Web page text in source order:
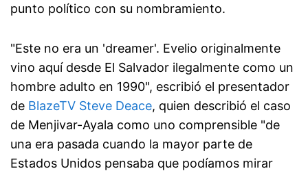
punto político con su nombramiento.
"Este no era un 'dreamer'. Evelio originalmente
vino aquí desde El Salvador ilegalmente como un
hombre adulto en 1990", escribió el presentador
de BlazeTV Steve Deace, quien describió el caso
de Menjivar-Ayala como uno comprensible "de
una era pasada cuando la mayor parte de
Estados Unidos pensaba que podíamos mirar